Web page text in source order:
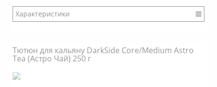
Характеристики
Смак: Насичений
Аромат: Солодкий
Аромат: Фруктовий
Аромат: Кислий
Тютюн для кальяну DarkSide Core/Medium Astro
Tea (Астро Чай) 250 г